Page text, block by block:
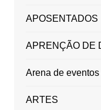
APOSENTADOS
APRENÇÃO DE
Arena de
ARTES